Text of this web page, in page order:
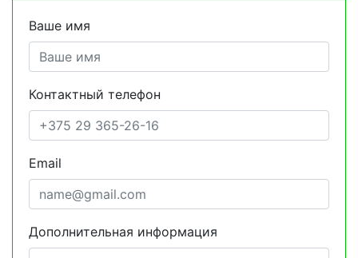
Ваше имя
Контактный телефон
Email
Дополнительная информация